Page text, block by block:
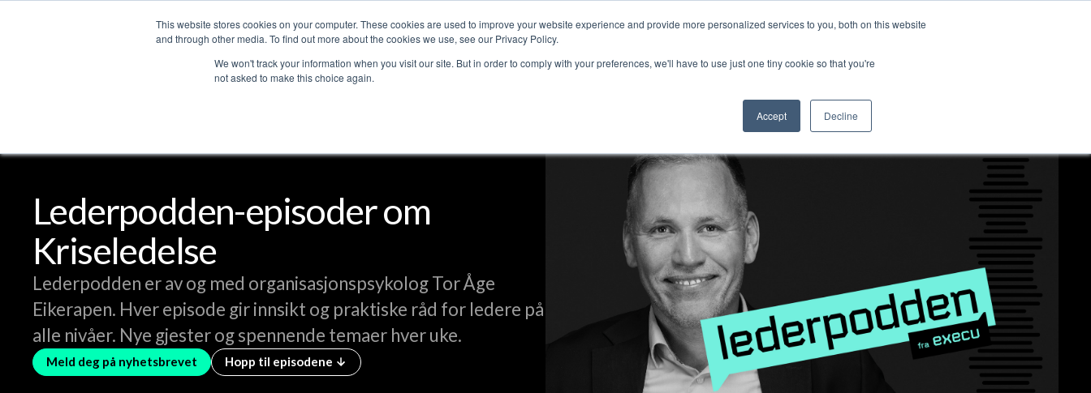
This website stores cookies on your computer. These cookies are used to improve your website experience and provide more personalized services to you, both on this website
and through other media. To find out more about the cookies we use, see our Privacy Policy.
We won't track your information when you visit our site. But in order to comply with your preferences, we'll have to use just one tiny cookie so that you're
not asked to make this choice again.
Accept Decline
Services Customer stories The Leadership Podcast About us Log in Contact us
Lederpodden-episoder om
Kriseledelse
Lederpodden er av og med organisasjonspsykolog Tor Åge
Eikerapen. Hver episode gir innsikt og praktiske råd for ledere på
alle nivåer. Nye gjester og spennende temaer hver uke.
Meld deg på nyhetsbrevet Hopp til episodene